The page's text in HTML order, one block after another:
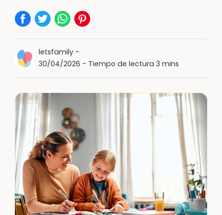
letsfamily-
30/04/2026 - Tiempo de lectura 3 mins